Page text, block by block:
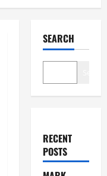
SEARCH
RECENT
POSTS